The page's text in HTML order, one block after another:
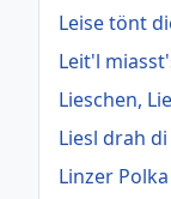
Leise tönt
Leit'l
Lieschen,
Liesl drah di
Linzer Polka